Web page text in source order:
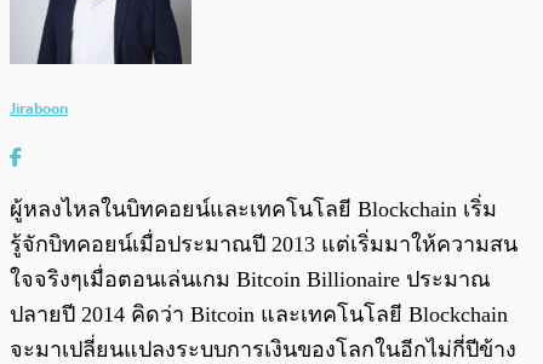
Jiraboon
ผู้หลงไหลในบิทคอยน์และเทคโนโลยี Blockchain เริ่ม
รู้จักบิทคอยน์เมื่อประมาณปี 2013 แต่เริ่มมาให้ความสน
ใจจริงๆเมื่อตอนเล่นเกม Bitcoin Billionaire ประมาณ
ปลายปี 2014 คิดว่า Bitcoin และเทคโนโลยี Blockchain
จะมาเปลี่ยนแปลงระบบการเงินของโลกในอีกไม่กี่ปีข้าง